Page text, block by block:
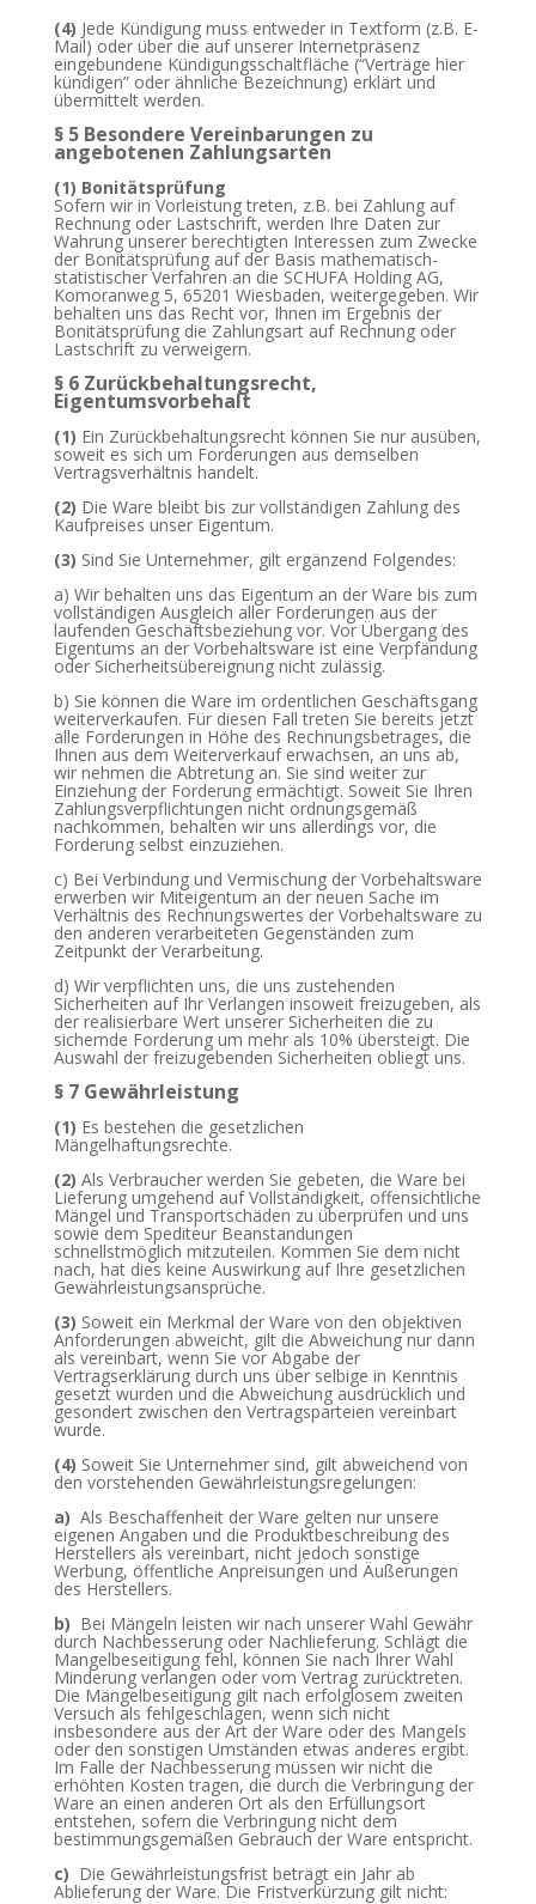
(4) Jede Kündigung muss entweder in Textform (z.B. E-
Mail) oder über die auf unserer Internetpräsenz
eingebundene Kündigungsschaltfläche (“Verträge hier
kündigen” oder ähnliche Bezeichnung) erklärt und
übermittelt werden.
§ 5 Besondere Vereinbarungen zu
angebotenen Zahlungsarten
(1) Bonitätsprüfung
Sofern wir in Vorleistung treten, z.B. bei Zahlung auf
Rechnung oder Lastschrift, werden Ihre Daten zur
Wahrung unserer berechtigten Interessen zum Zwecke
der Bonitätsprüfung auf der Basis mathematisch-
statistischer Verfahren an die SCHUFA Holding AG,
Komoranweg 5, 65201 Wiesbaden, weitergegeben. Wir
behalten uns das Recht vor, Ihnen im Ergebnis der
Bonitätsprüfung die Zahlungsart auf Rechnung oder
Lastschrift zu verweigern.
§ 6 Zurückbehaltungsrecht,
Eigentumsvorbehalt
(1) Ein Zurückbehaltungsrecht können Sie nur ausüben,
soweit es sich um Forderungen aus demselben
Vertragsverhältnis handelt.
(2) Die Ware bleibt bis zur vollständigen Zahlung des
Kaufpreises unser Eigentum.
(3) Sind Sie Unternehmer, gilt ergänzend Folgendes:
a) Wir behalten uns das Eigentum an der Ware bis zum
vollständigen Ausgleich aller Forderungen aus der
laufenden Geschäftsbeziehung vor. Vor Übergang des
Eigentums an der Vorbehaltsware ist eine Verpfändung
oder Sicherheitsübereignung nicht zulässig.
b) Sie können die Ware im ordentlichen Geschäftsgang
weiterverkaufen. Für diesen Fall treten Sie bereits jetzt
alle Forderungen in Höhe des Rechnungsbetrages, die
Ihnen aus dem Weiterverkauf erwachsen, an uns ab,
wir nehmen die Abtretung an. Sie sind weiter zur
Einziehung der Forderung ermächtigt. Soweit Sie Ihren
Zahlungsverpflichtungen nicht ordnungsgemäß
nachkommen, behalten wir uns allerdings vor, die
Forderung selbst einzuziehen.
c) Bei Verbindung und Vermischung der Vorbehaltsware
erwerben wir Miteigentum an der neuen Sache im
Verhältnis des Rechnungswertes der Vorbehaltsware zu
den anderen verarbeiteten Gegenständen zum
Zeitpunkt der Verarbeitung.
d) Wir verpflichten uns, die uns zustehenden
Sicherheiten auf Ihr Verlangen insoweit freizugeben, als
der realisierbare Wert unserer Sicherheiten die zu
sichernde Forderung um mehr als 10% übersteigt. Die
Auswahl der freizugebenden Sicherheiten obliegt uns.
§ 7 Gewährleistung
(1) Es bestehen die gesetzlichen
Mängelhaftungsrechte.
(2) Als Verbraucher werden Sie gebeten, die Ware bei
Lieferung umgehend auf Vollständigkeit, offensichtliche
Mängel und Transportschäden zu überprüfen und uns
sowie dem Spediteur Beanstandungen
schnellstmöglich mitzuteilen. Kommen Sie dem nicht
nach, hat dies keine Auswirkung auf Ihre gesetzlichen
Gewährleistungsansprüche.
(3) Soweit ein Merkmal der Ware von den objektiven
Anforderungen abweicht, gilt die Abweichung nur dann
als vereinbart, wenn Sie vor Abgabe der
Vertragserklärung durch uns über selbige in Kenntnis
gesetzt wurden und die Abweichung ausdrücklich und
gesondert zwischen den Vertragsparteien vereinbart
wurde.
(4) Soweit Sie Unternehmer sind, gilt abweichend von
den vorstehenden Gewährleistungsregelungen:
a) Als Beschaffenheit der Ware gelten nur unsere
eigenen Angaben und die Produktbeschreibung des
Herstellers als vereinbart, nicht jedoch sonstige
Werbung, öffentliche Anpreisungen und Äußerungen
des Herstellers.
b) Bei Mängeln leisten wir nach unserer Wahl Gewähr
durch Nachbesserung oder Nachlieferung. Schlägt die
Mangelbeseitigung fehl, können Sie nach Ihrer Wahl
Minderung verlangen oder vom Vertrag zurücktreten.
Die Mängelbeseitigung gilt nach erfolglosem zweiten
Versuch als fehlgeschlagen, wenn sich nicht
insbesondere aus der Art der Ware oder des Mangels
oder den sonstigen Umständen etwas anderes ergibt.
Im Falle der Nachbesserung müssen wir nicht die
erhöhten Kosten tragen, die durch die Verbringung der
Ware an einen anderen Ort als den Erfüllungsort
entstehen, sofern die Verbringung nicht dem
bestimmungsgemäßen Gebrauch der Ware entspricht.
c) Die Gewährleistungsfrist beträgt ein Jahr ab
Ablieferung der Ware. Die Fristverkürzung gilt nicht: